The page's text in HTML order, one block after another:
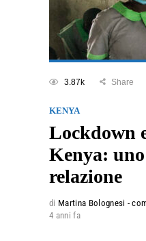
3.87k Share
KENYA
Lockdown
Kenya:
relazione
di Martina Bolognesi -
4 anni fa